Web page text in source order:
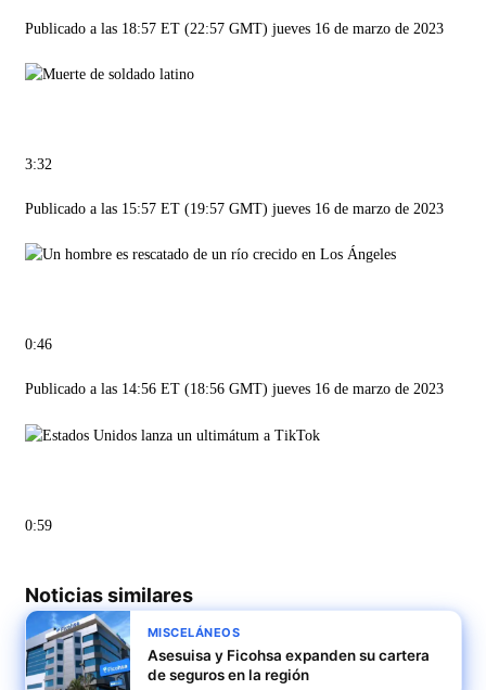
Publicado a las 18:57 ET (22:57 GMT) jueves 16 de marzo de 2023
3:32
Publicado a las 15:57 ET (19:57 GMT) jueves 16 de marzo de 2023
0:46
Publicado a las 14:56 ET (18:56 GMT) jueves 16 de marzo de 2023
0:59
Noticias similares
MISCELÁNEOS
Asesuisa y Ficohsa expanden su cartera
de seguros en la región